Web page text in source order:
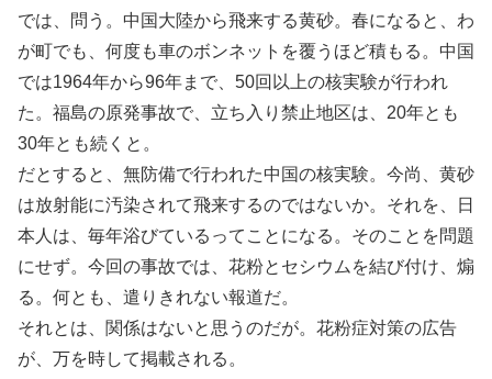
では、問う。中国大陸から飛来する黄砂。春になると、わ
が町でも、何度も車のボンネットを覆うほど積もる。中国
では1964年から96年まで、50回以上の核実験が行われ
た。福島の原発事故で、立ち入り禁止地区は、20年とも
30年とも続くと。
だとすると、無防備で行われた中国の核実験。今尚、黄砂
は放射能に汚染されて飛来するのではないか。それを、日
本人は、毎年浴びているってことになる。そのことを問題
にせず。今回の事故では、花粉とセシウムを結び付け、煽
る。何とも、遣りきれない報道だ。
それとは、関係はないと思うのだが。花粉症対策の広告
が、万を時して掲載される。